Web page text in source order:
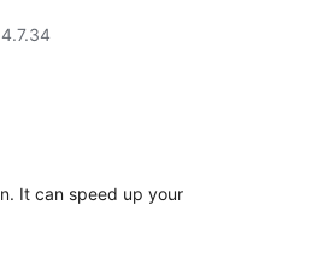
It can speed up your